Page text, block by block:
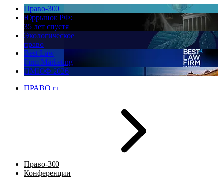
Право-300
Юррынок РФ:
35 лет спустя
Экологическое
право
Best Law
Firm Marketing
ПМЮФ 2026
ПРАВО.ru
Право-300
Конференции